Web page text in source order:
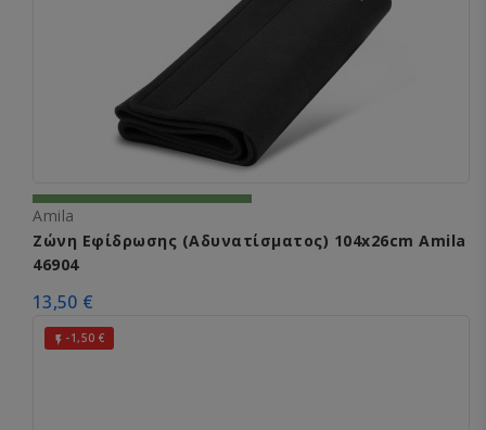
Amila
Ζώνη Εφίδρωσης (Αδυνατίσματος) 104x26cm Amila
46904
13,50 €
 -1,50 €